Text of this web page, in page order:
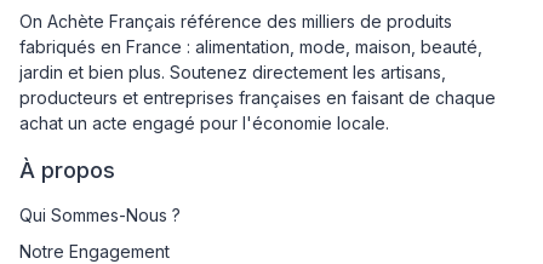
On Achète Français référence des milliers de produits
fabriqués en France : alimentation, mode, maison, beauté,
jardin et bien plus. Soutenez directement les artisans,
producteurs et entreprises françaises en faisant de chaque
achat un acte engagé pour l'économie locale.
À propos
Qui Sommes-Nous ?
Notre Engagement